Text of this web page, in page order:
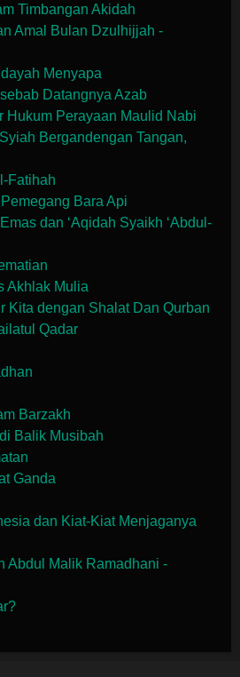
Timbangan Akidah
Amal Bulan Dzulhijjah -
Menyapa
Datangnya Azab
Hukum Perayaan Maulid Nabi
Bergandengan Tangan,
Fatihah
Bara Api
dan ‘Aqidah Syaikh ‘Abdul-
Akhlak Mulia
Kita dengan Shalat Dan Qurban
Qadar
Barzakh
Balik Musibah
Ganda
dan Kiat-Kiat Menjaganya
Abdul Malik Ramadhani -